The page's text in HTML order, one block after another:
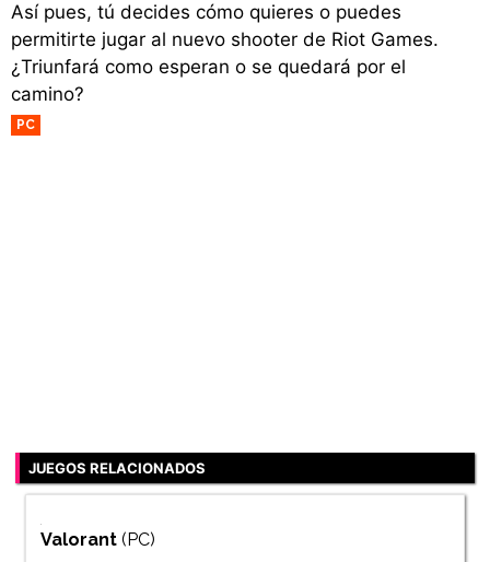
Así pues, tú decides cómo quieres o puedes
permitirte jugar al nuevo shooter de Riot Games.
¿Triunfará como esperan o se quedará por el
camino?
PC
JUEGOS RELACIONADOS
Valorant (PC)